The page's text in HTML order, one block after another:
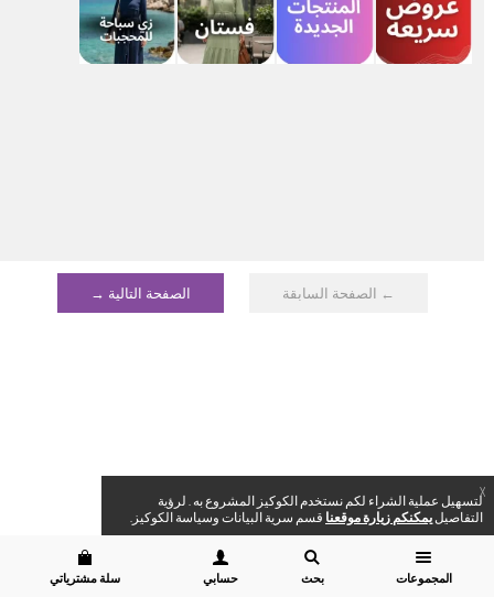
Xلتسهيل عملية الشراء لكم نستخدم الكوكيز المشروع به . لرؤية
التفاصيليمكنكم زيارة موقعنا قسم سرية البيانات وسياسة الكوكيز.
المجموعات بحث حسابي سلة مشترياتي
← الصفحة السابقة الصفحة التالية →